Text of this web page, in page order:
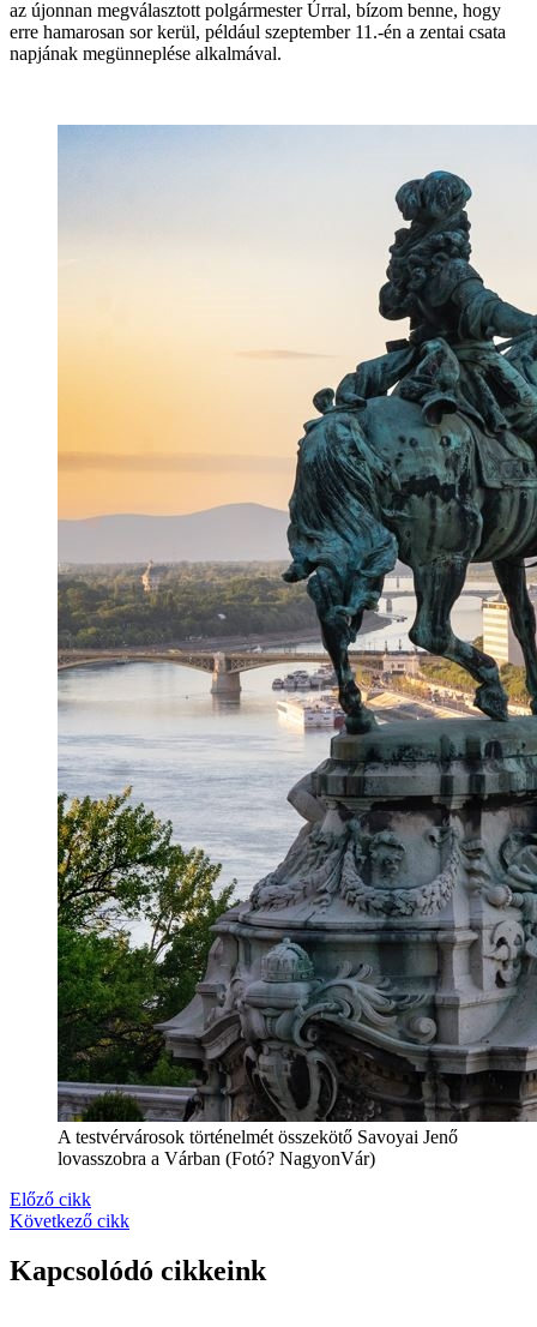
az újonnan megválasztott polgármester Úrral, bízom benne, hogy
erre hamarosan sor kerül, például szeptember 11.-én a zentai csata
napjának megünneplése alkalmával.
A testvérvárosok történelmét összekötő Savoyai Jenő
lovasszobra a Várban (Fotó? NagyonVár)
Előző cikk
Következő cikk
Kapcsolódó cikkeink